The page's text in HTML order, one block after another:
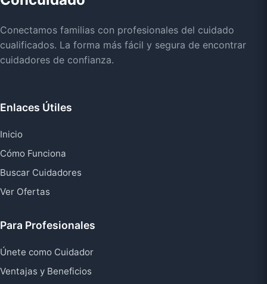
Conectamos familias con profesionales del cuidado
cualificados. La forma más fácil y segura de encontrar
cuidadores de confianza.
Enlaces Útiles
Inicio
Cómo Funciona
Buscar Cuidadores
Ver Ofertas
Para Profesionales
Únete como Cuidador
Ventajas y Beneficios